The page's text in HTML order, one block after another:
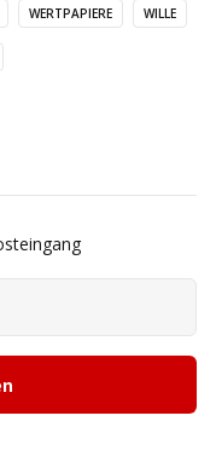
WERTPAPIERE WILLE